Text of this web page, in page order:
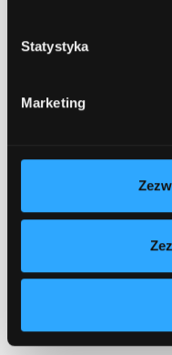
Statystyka
Marketing
stają często
powierzyć
wachlarz
programistyczne
ten determinuje
wszystkim
późniejszy rozwój.